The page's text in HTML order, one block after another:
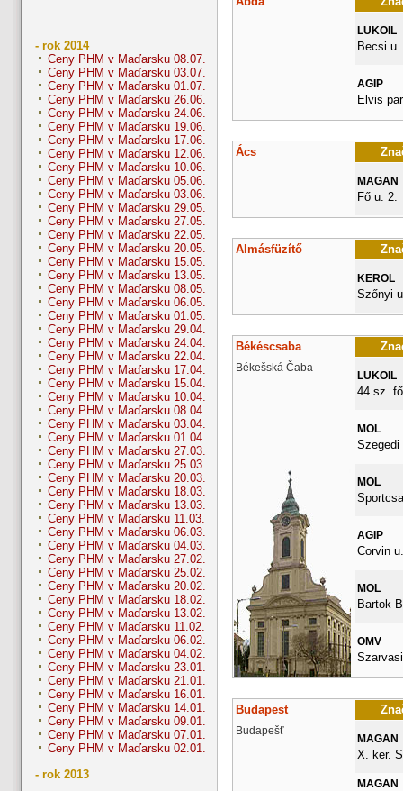
- rok 2014
Ceny PHM v Maďarsku 08.07.
Ceny PHM v Maďarsku 03.07.
Ceny PHM v Maďarsku 01.07.
Ceny PHM v Maďarsku 26.06.
Ceny PHM v Maďarsku 24.06.
Ceny PHM v Maďarsku 19.06.
Ceny PHM v Maďarsku 17.06.
Ceny PHM v Maďarsku 12.06.
Ceny PHM v Maďarsku 10.06.
Ceny PHM v Maďarsku 05.06.
Ceny PHM v Maďarsku 03.06.
Ceny PHM v Maďarsku 29.05.
Ceny PHM v Maďarsku 27.05.
Ceny PHM v Maďarsku 22.05.
Ceny PHM v Maďarsku 20.05.
Ceny PHM v Maďarsku 15.05.
Ceny PHM v Maďarsku 13.05.
Ceny PHM v Maďarsku 08.05.
Ceny PHM v Maďarsku 06.05.
Ceny PHM v Maďarsku 01.05.
Ceny PHM v Maďarsku 29.04.
Ceny PHM v Maďarsku 24.04.
Ceny PHM v Maďarsku 22.04.
Ceny PHM v Maďarsku 17.04.
Ceny PHM v Maďarsku 15.04.
Ceny PHM v Maďarsku 10.04.
Ceny PHM v Maďarsku 08.04.
Ceny PHM v Maďarsku 03.04.
Ceny PHM v Maďarsku 01.04.
Ceny PHM v Maďarsku 27.03.
Ceny PHM v Maďarsku 25.03.
Ceny PHM v Maďarsku 20.03.
Ceny PHM v Maďarsku 18.03.
Ceny PHM v Maďarsku 13.03.
Ceny PHM v Maďarsku 11.03.
Ceny PHM v Maďarsku 06.03.
Ceny PHM v Maďarsku 04.03.
Ceny PHM v Maďarsku 27.02.
Ceny PHM v Maďarsku 25.02.
Ceny PHM v Maďarsku 20.02.
Ceny PHM v Maďarsku 18.02.
Ceny PHM v Maďarsku 13.02.
Ceny PHM v Maďarsku 11.02.
Ceny PHM v Maďarsku 06.02.
Ceny PHM v Maďarsku 04.02.
Ceny PHM v Maďarsku 23.01.
Ceny PHM v Maďarsku 21.01.
Ceny PHM v Maďarsku 16.01.
Ceny PHM v Maďarsku 14.01.
Ceny PHM v Maďarsku 09.01.
Ceny PHM v Maďarsku 07.01.
Ceny PHM v Maďarsku 02.01.
- rok 2013
LUKOIL
Becsi u.
AGIP
Elvis
Ács
MAGAN
Fő u. 2.
Almásfüzítő
KEROL
Szőnyi u
Békéscsaba
Békešská Čaba
LUKOIL
44.sz.
MOL
Szegedi
MOL
AGIP
Corvin
MOL
Bartok
OMV
Budapest
Budapešť
MAGAN
X. ker.
MAGAN